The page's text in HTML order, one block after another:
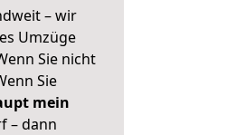
– wir
Umzüge
Sie nicht
Sie
mein
– dann